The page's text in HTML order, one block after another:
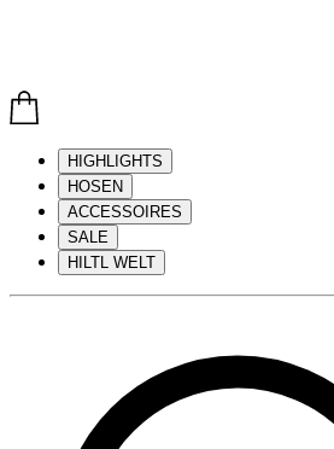
HIGHLIGHTS
HOSEN
ACCESSOIRES
SALE
HILTL WELT